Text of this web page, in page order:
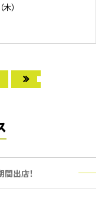
）
出店！